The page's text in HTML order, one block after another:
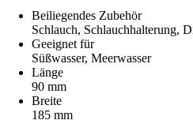
Beiliegendes Zubehör
Schlauch, Schlauchhalterung,
Geeignet für
Süßwasser, Meerwasser
Länge
90 mm
Breite
185 mm